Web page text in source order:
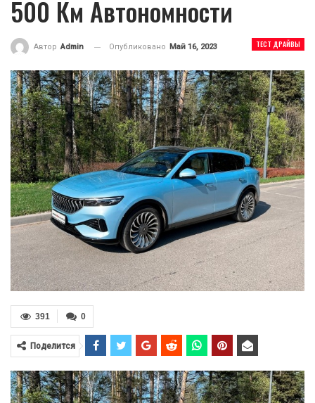
500 Км Автономности
ТЕСТ ДРАЙВЫ
Автор Admin Опубликовано Май 16, 2023
0
391
Поделится